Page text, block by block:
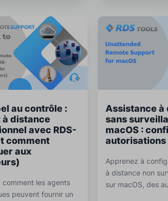
au contrôle :
distance
avec RDS-
comment
aux
comment les agents
peuvent fournir un
Assistance à
sans
macOS :
Apprenez à
à distance non
sur macOS, des